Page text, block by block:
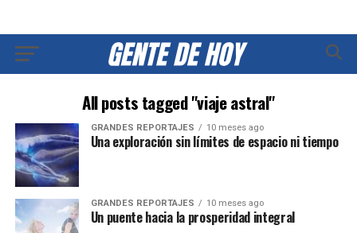
All posts tagged "viaje astral"
GRANDES REPORTAJES 10 meses ago
Una exploración sin límites de espacio ni tiempo
GRANDES REPORTAJES 10 meses ago
Un puente hacia la prosperidad integral